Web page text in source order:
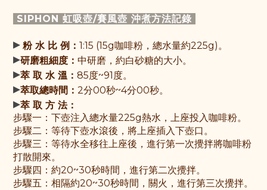
SIPHON 虹吸壺/賽風壺 沖煮方法記錄
▸ 粉 水 比 例： 1:15 (15g咖啡粉，總水量約225g)。
▸研磨粗細度： 中研磨，約白砂糖的大小。
▸萃 取 水 溫： 85度~91度。
▸萃取總時間： 2分00秒~4分00秒。
▸萃 取 方 法：
步驟一： 下壺注入總水量225g熱水，上座投入咖啡粉。
步驟二： 等待下壺水滾後，將上座插入下壺口。
步驟三： 等待水全移往上座後，進行第一次攪拌將咖啡粉
打散開來。
步驟 四： 約20~30秒時間，進行第二次攪拌。
步驟五：相隔約20~30秒時間，關火，進行第三次攪拌。